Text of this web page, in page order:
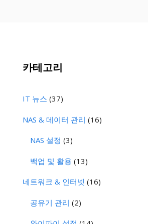
카테고리
IT 뉴스 (37)
NAS & 데이터 관리 (16)
NAS 설정 (3)
백업 및 활용 (13)
네트워크 & 인터넷 (16)
공유기 관리 (2)